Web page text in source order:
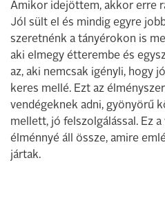
Amikor idejöttem, akkor erre
Jól sült el és mindig egyre
szeretnénk a tányérokon is
aki elmegy étterembe és
az, aki nemcsak igényli, hogy
keres mellé. Ezt az
vendégeknek adni, gyönyörű
mellett, jó felszolgálással. Ez
élménnyé áll össze, amire
jártak.